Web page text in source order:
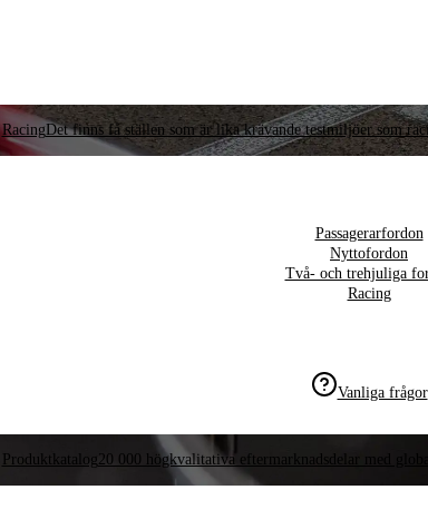
RacingDet finns få ställen som är lika krävande testmiljöer som
Passagerarfordon
Nyttofordon
Två- och trehjuliga
Racing
Vanliga frågor
Produktkatalog20 000 högkvalitativa eftermarknadsdelar med